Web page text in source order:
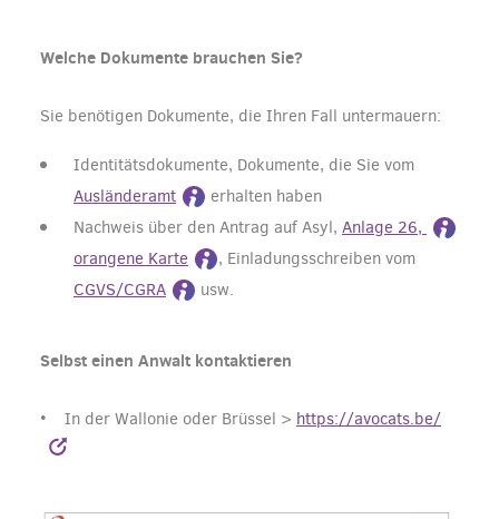
Welche Dokumente brauchen Sie?
Sie benötigen Dokumente, die Ihren Fall untermauern:
Identitätsdokumente, Dokumente, die Sie vom
Ausländeramt
erhalten haben
Nachweis über den Antrag auf Asyl, Anlage 26,
orangene Karte
, Einladungsschreiben vom
CGVS/CGRA
usw.
Selbst einen Anwalt kontaktieren
• In der Wallonie oder Brüssel > https://avocats.be/